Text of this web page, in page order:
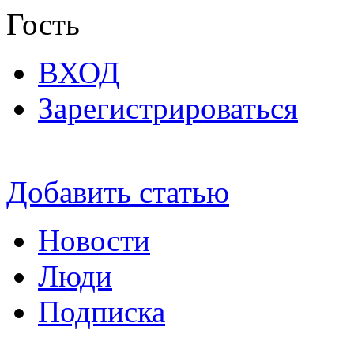
Гость
ВХОД
Зарегистрироваться
Добавить статью
Новости
Люди
Подписка